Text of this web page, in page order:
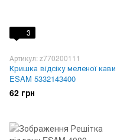
3
Артикул: z770200111
Кришка відсіку меленої кави
ESAM 5332143400
62 грн